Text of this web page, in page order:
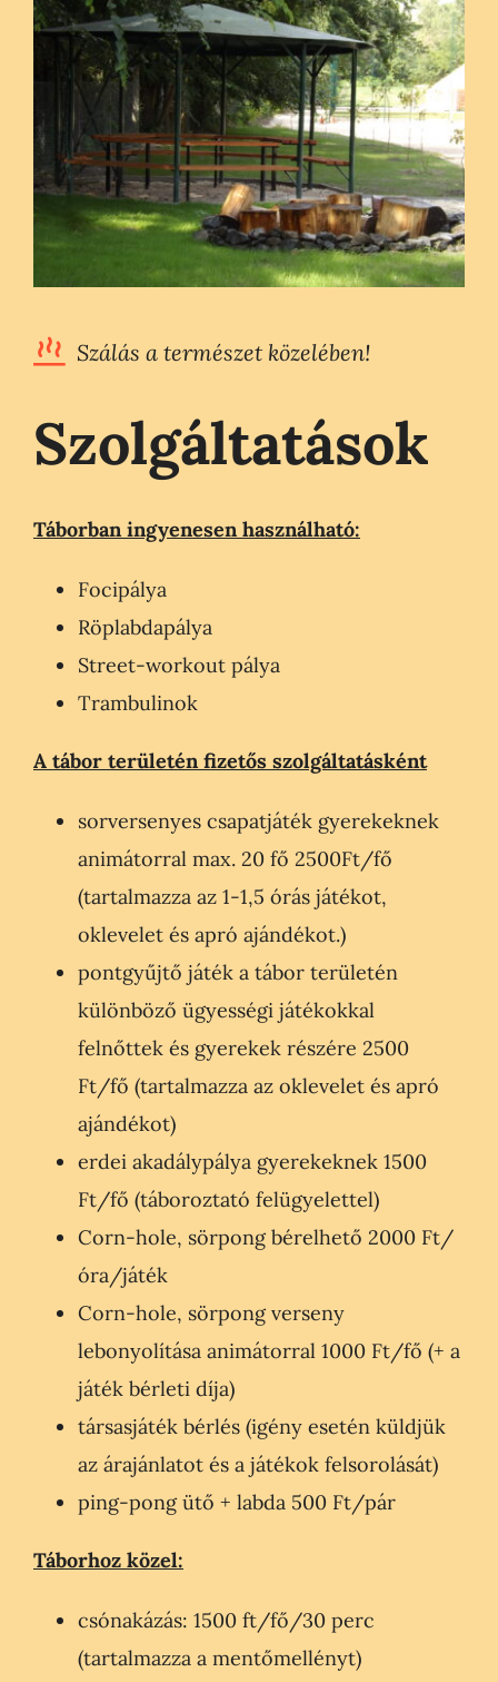
Szolgáltatások
Házak
Jurták
Sportolási lehetőségek
Szálás a természet közelében!
Szolgáltatások
Táborban ingyenesen használható:
Focipálya
Röplabdapálya
Street-workout pálya
Trambulinok
A tábor területén fizetős szolgáltatásként
sorversenyes csapatjáték gyerekeknek
animátorral max. 20 fő 2500Ft/fő
(tartalmazza az 1-1,5 órás játékot,
oklevelet és apró ajándékot.)
pontgyűjtő játék a tábor területén
különböző ügyességi játékokkal
felnőttek és gyerekek részére 2500
Ft/fő (tartalmazza az oklevelet és apró
ajándékot)
erdei akadálypálya gyerekeknek 1500
Ft/fő (táboroztató felügyelettel)
Corn-hole, sörpong bérelhető 2000 Ft/
óra/játék
Corn-hole, sörpong verseny
lebonyolítása animátorral 1000 Ft/fő (+ a
játék bérleti díja)
társasjáték bérlés (igény esetén küldjük
az árajánlatot és a játékok felsorolását)
ping-pong ütő + labda 500 Ft/pár
Táborhoz közel:
csónakázás: 1500 ft/fő/30 perc
(tartalmazza a mentőmellényt)